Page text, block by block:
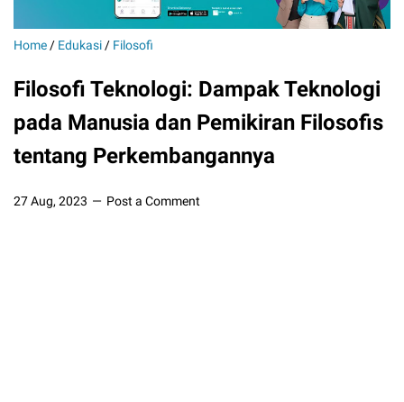
Home / Edukasi / Filosofi
Filosofi Teknologi: Dampak Teknologi
pada Manusia dan Pemikiran Filosofis
tentang Perkembangannya
27 Aug, 2023 Post a Comment